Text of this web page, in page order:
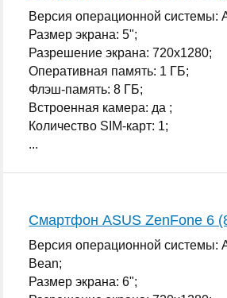
Версия операционной системы:
Размер экрана: 5";
Разрешение экрана: 720x1280;
Оперативная память: 1 ГБ;
Флэш-память: 8 ГБ;
Встроенная камера: да ;
Количество SIM-карт: 1;
...
Смартфон ASUS ZenFone 6
Версия операционной системы:
Bean;
Размер экрана: 6";